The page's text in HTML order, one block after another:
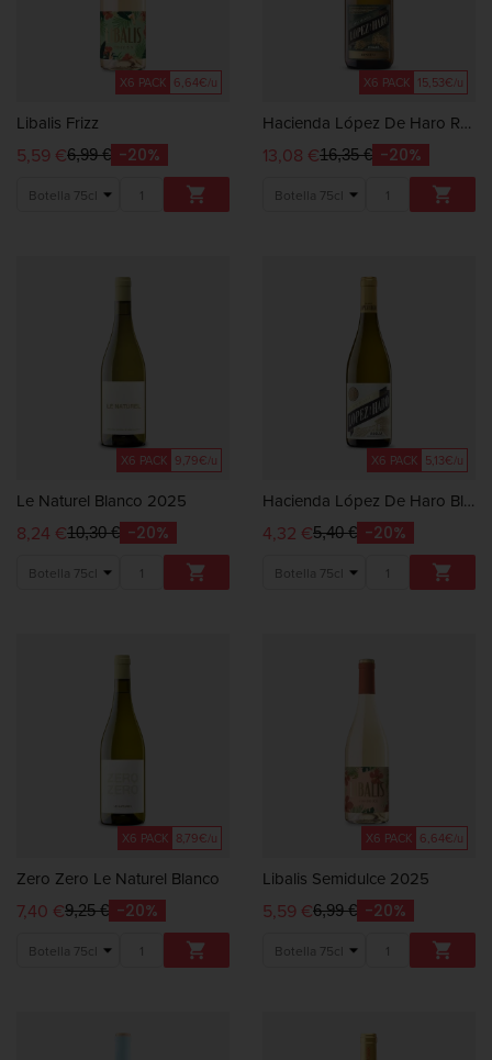
X6 PACK 6,64€/u
Libalis Frizz
5,59 €6,99 € -20%

X6 PACK 15,53€/u
Hacienda López De Haro Reserva Blanco 2018
13,08 €16,35 € -20%

X6 PACK 9,79€/u
Le Naturel Blanco 2025
8,24 €10,30 € -20%

X6 PACK 5,13€/u
Hacienda López De Haro Blanco 2025
4,32 €5,40 € -20%

X6 PACK 8,79€/u
Zero Zero Le Naturel Blanco
7,40 €9,25 € -20%

X6 PACK 6,64€/u
Libalis Semidulce 2025
5,59 €6,99 € -20%
